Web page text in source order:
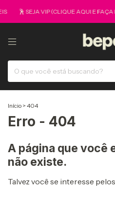
🕺 SEJA VIP (CLIQUE AQUI E FAÇA
Início > 404
Erro - 404
A página que você
não existe.
Talvez você se interesse